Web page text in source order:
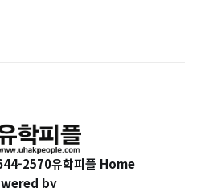
2570유학피플 Home
by